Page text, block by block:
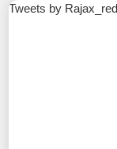
Tweets by